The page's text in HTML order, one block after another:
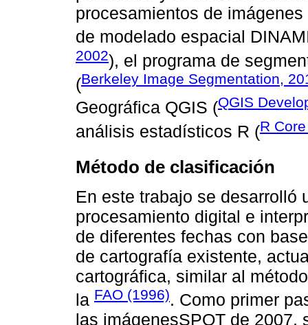
procesamientos de
de modelado espacial
2002), el programa de
(Berkeley Image Segmentation,
Geográfica QGIS (QGIS
análisis estadísticos R (R
Método de clasificación
En este trabajo se desarrolló
procesamiento digital e
de diferentes fechas con
de cartografía existente,
cartográfica, similar al
la FAO (1996). Como primer
las imágenesSPOT de 2007,